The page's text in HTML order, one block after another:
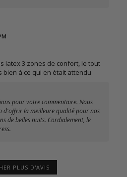
latex 3 zones de confort, le tout
à ce qui en était attendu
pour votre commentaire. Nous
d'offrir la meilleure qualité pour nos
de belles nuits. Cordialement, le
PLUS D'AVIS